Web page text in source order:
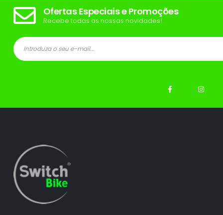
Ofertas Especiais e Promoções
Recebe todas as nossas novidades!